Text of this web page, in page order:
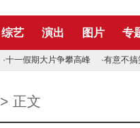
综艺 演出 图片 专
·十一假期大片争攀高峰 ·有意不搞
> 正文